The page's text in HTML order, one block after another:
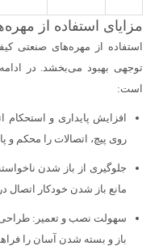
مزایای استفاده از
استفاده از مهره‌های صنعتی
توجهی بهبود می‌بخشد. در
است:
افزایش پایداری و استحکام
روی پیچ، اتصالات را محکم و
جلوگیری از باز شدن
مانع باز شدن خودکار
سهولت نصب و تعمیر:
باز و بسته شدن آسان را